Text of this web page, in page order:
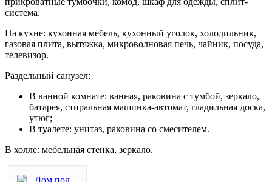
система.
На кухне: кухонная мебель, кухонный уголок, холодильник,
газовая плита, вытяжка, микроволновая печь, чайник, посуда,
телевизор.
Раздельный санузел:
В ванной комнате: ванная, раковина с тумбой, зеркало,
батарея, стиральная машинка-автомат, гладильная доска,
утюг;
В туалете: унитаз, раковина со смесителем.
В холле: мебельная стенка, зеркало.